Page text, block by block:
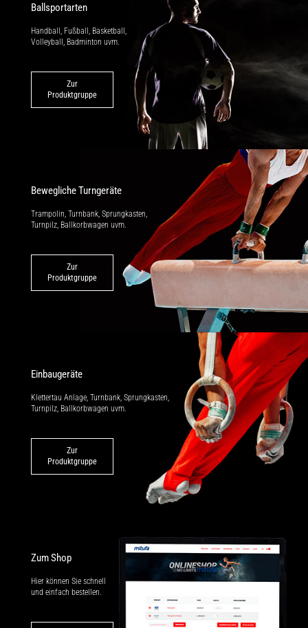
Ballsportarten
Handball, Fußball, Basketball,
Volleyball, Badminton uvm.
Zur
Produktgruppe
Bewegliche Turngeräte
Trampolin, Turnbank, Sprungkasten,
Turnpilz, Ballkorbwagen uvm.
Zur
Produktgruppe
Einbaugeräte
Klettertau Anlage, Turnbank, Sprung­kasten,
Turnpilz, Ballkorbwagen uvm.
Zur
Produktgruppe
Zum Shop
Hier können Sie schnell
und einfach bestellen.